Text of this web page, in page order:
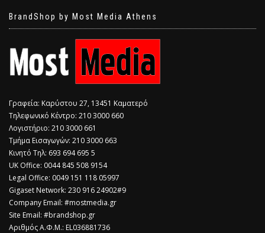
BrandShop by Most Media Athens
Γραφεία: Καρύστου 27, 13451 Καματερό
Τηλεφωνικό Κέντρο: 210 3000 660
Λογιστήριο: 210 3000 661
Τμήμα Εισαγωγών: 210 3000 663
Κινητό Τηλ: 693 694 695 5
​UK Office: 0044 845 508 9154
Legal Office: 0049 151 118 05997
Gigaset Network: 230 916 24902#9
Company Email: #mostmedia.gr
Site Email: #brandshop.gr
Αριθμός Α.Φ.Μ.: EL036881736